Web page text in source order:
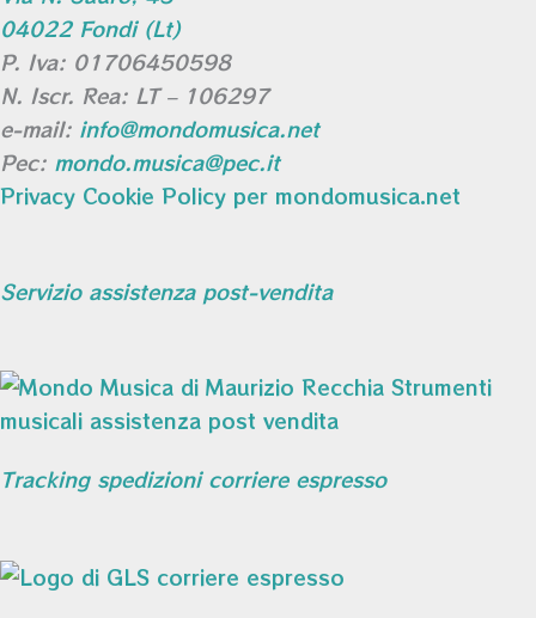
04022 Fondi (Lt)
P. Iva: 01706450598
N. Iscr. Rea: LT – 106297
e-mail: info@mondomusica.net
Pec: mondo.musica@pec.it
Privacy Cookie Policy per mondomusica.net
Servizio assistenza post-vendita
Tracking spedizioni corriere espresso